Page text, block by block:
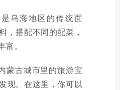
乌海地区的传统面
，搭配不同的配菜，
。
蒙古城市里的旅游宝
现。在这里，你可以